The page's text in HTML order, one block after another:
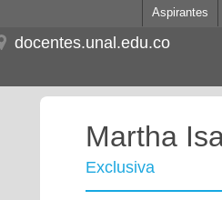
Aspirantes
docentes.unal.edu.co
Martha
Exclusiva